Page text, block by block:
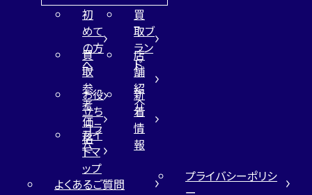
初
めて
の方
へ
買
取ブ
ラン
ド
買
取
参
考
価
格
店
舗
紹
介
お役
立ち
コラ
ム
新
着
情
報
サイ
トマ
ップ
よくあるご質問
プライバシーポリシ